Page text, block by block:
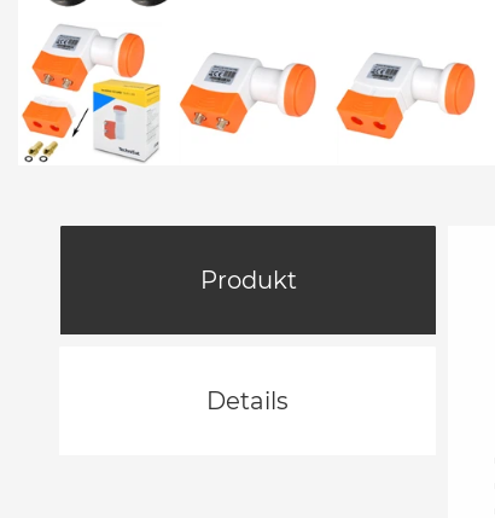
Produkt
Details